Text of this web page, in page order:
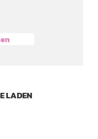
LADEN